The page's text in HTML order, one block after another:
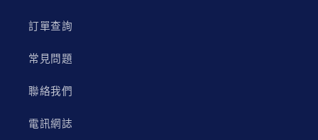
訂單查詢
常見問題
聯絡我們
電訊網誌